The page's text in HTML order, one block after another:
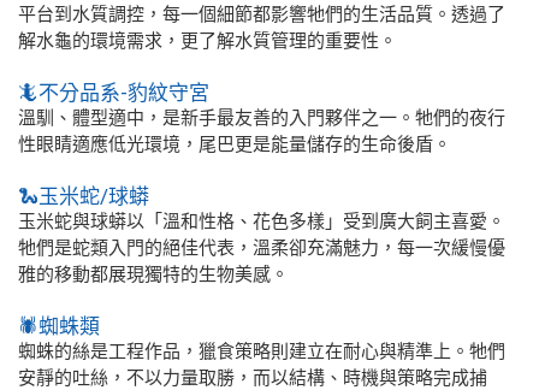
平台到水質調控，每一個細節都影響牠們的生活品質。透過了
解水龜的環境需求，更了解水質管理的重要性。
🦎不分品系-豹紋守宮
溫馴、體型適中，是新手最友善的入門夥伴之一。牠們的夜行
性眼睛適應低光環境，尾巴更是能量儲存的生命後盾。
🐍玉米蛇/球蟒
玉米蛇與球蟒以「溫和性格、花色多樣」受到廣大飼主喜愛。
牠們是蛇類入門的絕佳代表，溫柔卻充滿魅力，每一次緩慢優
雅的移動都展現獨特的生物美感。
🕷️蜘蛛類
蜘蛛的絲是工程作品，獵食策略則建立在耐心與精準上。牠們
安靜的吐絲，不以力量取勝，而以結構、時機與策略完成捕